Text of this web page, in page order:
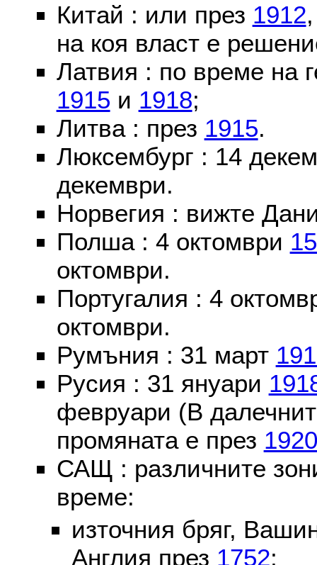
Китай : или през 1912
на коя власт е
Латвия : по време на
1915 и 1918;
Литва : през 1915.
Люксембург : 14
декември.
Норвегия : вижте
Полша : 4 октомври
октомври.
Португалия : 4
октомври.
Румъния : 31 март
Русия : 31 януари
февруари (В
промяната е през 1920
САЩ : различните
време:
източния бряг,
Англия през 1752;